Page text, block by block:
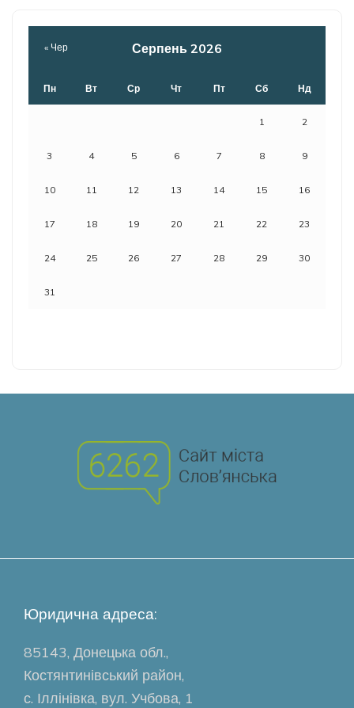
Серпень 2026
Пн Вт Ср Чт Пт Сб Нд
1 2
3 4 5 6 7 8 9
10 11 12 13 14 15 16
17 18 19 20 21 22 23
24 25 26 27 28 29 30
31
« Чер
Юридична адреса:
85143, Донецька обл.,
Костянтинівський район,
с. Іллінівка, вул. Учбова, 1